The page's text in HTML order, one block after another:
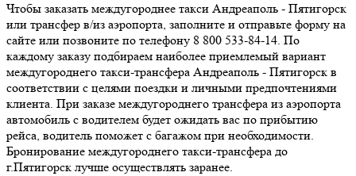
Чтобы заказать междугороднее такси Андреаполь - Пятигорск
или трансфер в/из аэропорта, заполните и отправьте форму на
сайте или позвоните по телефону 8 800 533-84-14. По
каждому заказу подбираем наиболее приемлемый вариант
междугороднего такси-трансфера Андреаполь - Пятигорск в
соответствии с целями поездки и личными предпочтениями
клиента. При заказе междугороднего трансфера из аэропорта
автомобиль с водителем будет ожидать вас по прибытию
рейса, водитель поможет с багажом при необходимости.
Бронирование междугороднего такси-трансфера до
г.Пятигорск лучше осуществлять заранее.